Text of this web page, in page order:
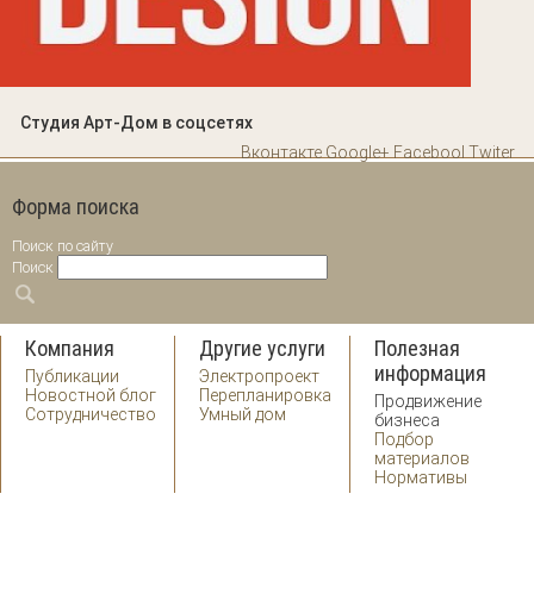
Студия Арт-Дом в соцсетях
Вконтакте Google+ Facebool Twiter
Форма поиска
Поиск по сайту
Поиск
Компания
Публикации
Новостной блог
Сотрудничество
Другие услуги
Электропроект
Перепланировка
Умный дом
Полезная
информация
Продвижение
бизнеса
Подбор
материалов
Нормативы